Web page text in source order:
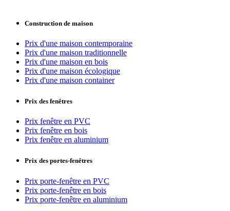
Construction de maison
Prix d'une maison contemporaine
Prix d'une maison traditionnelle
Prix d'une maison en bois
Prix d'une maison écologique
Prix d'une maison container
Prix des fenêtres
Prix fenêtre en PVC
Prix fenêtre en bois
Prix fenêtre en aluminium
Prix des portes-fenêtres
Prix porte-fenêtre en PVC
Prix porte-fenêtre en bois
Prix porte-fenêtre en aluminium